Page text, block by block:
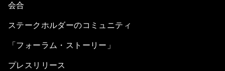
会合
ステークホルダーのコミュニティ
「フォーラム・ストーリー」
プレスリリース